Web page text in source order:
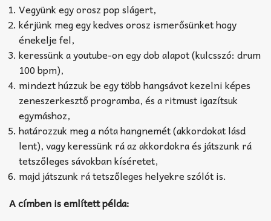
Vegyünk egy orosz pop slágert,
kérjünk meg egy kedves orosz ismerősünket hogy
énekelje fel,
keressünk a youtube-on egy dob alapot (kulcsszó: drum
100 bpm),
mindezt húzzuk be egy több hangsávot kezelni képes
zeneszerkesztő programba, és a ritmust igazítsuk
egymáshoz,
határozzuk meg a nóta hangnemét (akkordokat lásd
lent), vagy keressünk rá az akkordokra és játszunk rá
tetszőleges sávokban kíséretet,
majd játszunk rá tetszőleges helyekre szólót is.
A címben is említett példa: